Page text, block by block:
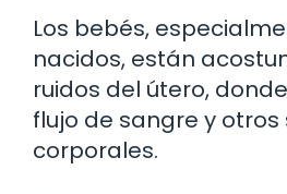
Los bebés,
nacidos, están
ruidos del útero,
flujo de sangre y otros
corporales.